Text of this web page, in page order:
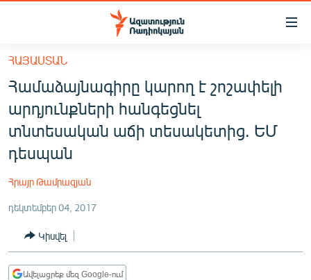
Մատչելիության
հիմնական
բովանդակությանը
հիմնական
մենյուին
Որոնում
ՔԱՂԱՔԱԿԱՆ
ԸՆՏՐՈՒԹՅՈՒՆՆԵՐ 2026
ՊԱՏԵՐԱԶՄԻ 6 ՇԱԲԱԹՆԵՐԸ
ՀԱՅԱՍՏԱՆ
Համաձայնագիրը կարող է շոշափելի
արդյունքների հանգեցնել
տնտեսական աճի տեսակետից. ԵՄ
դեսպան
Հրայր Թամրազյան
դեկտեմբեր 04, 2017
Կիսվել
Ավելացրեք մեզ Google-ում